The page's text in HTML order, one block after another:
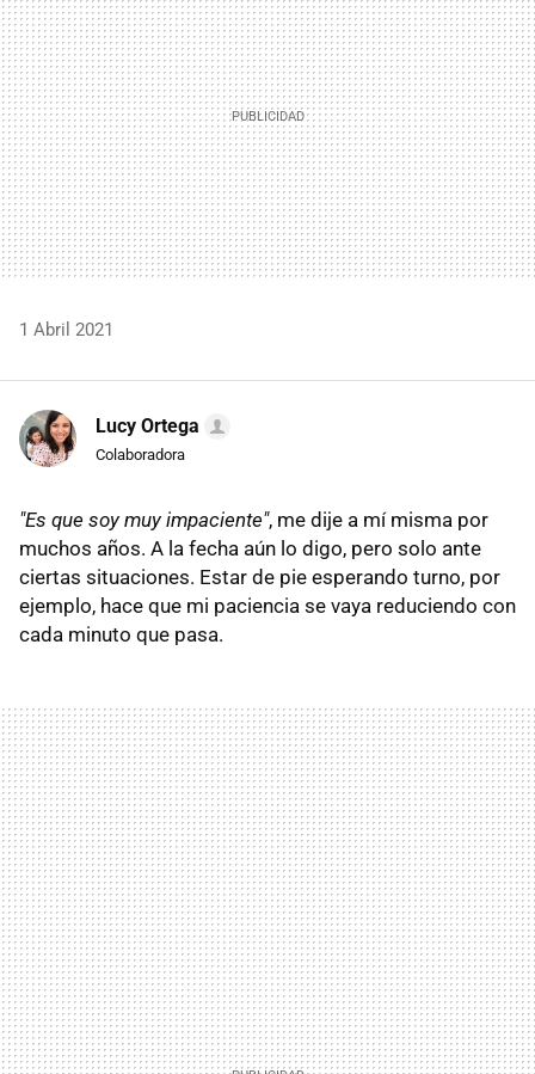
1 Abril 2021
Lucy Ortega
Colaboradora
"Es que soy muy impaciente", me dije a mí misma por
muchos años. A la fecha aún lo digo, pero solo ante
ciertas situaciones. Estar de pie esperando turno, por
ejemplo, hace que mi paciencia se vaya reduciendo con
cada minuto que pasa.